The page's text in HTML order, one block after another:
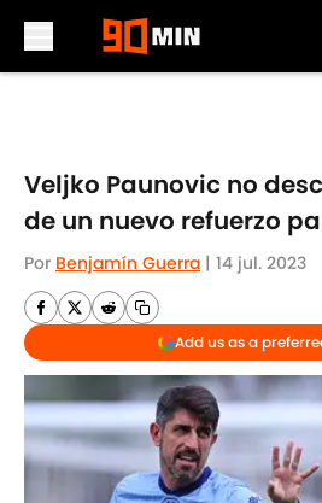
Veljko Paunovic no
de un nuevo refuerzo
Por Benjamín Guerra | 14 jul. 2023
Add us as a